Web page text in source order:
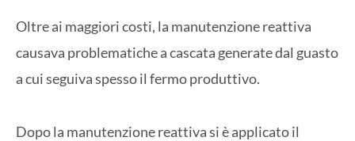
Oltre ai maggiori costi, la manutenzione reattiva
causava problematiche a cascata generate dal guasto
a cui seguiva spesso il fermo produttivo.
Dopo la manutenzione reattiva si è applicato il